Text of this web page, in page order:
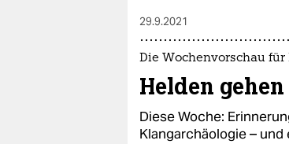
29.9.2021
Die Wochenvorschau für
Helden
Diese Woche:
Klangarchäologie –